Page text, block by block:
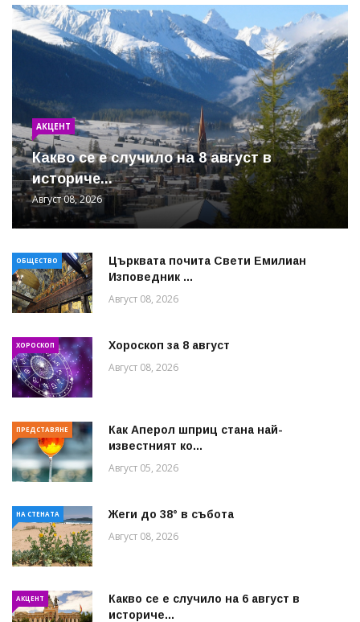
АКЦЕНТ
Какво се е случило на 8 август в
историче...
Август 08, 2026
ОБЩЕСТВО
Църквата почита Свeти Емилиан
Изповедник ...
Август 08, 2026
ХОРОСКОП Хороскоп за 8 август
Август 08, 2026
ПРЕДСТАВЯНЕ
Как Аперол шприц стана най-
известният ко...
Август 05, 2026
НА СТЕНАТА Жеги до 38° в събота
Август 08, 2026
АКЦЕНТ
Какво се е случило на 6 август в
историче...